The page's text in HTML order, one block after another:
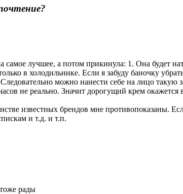
лучшее, а потом прикинула: 1. Она будет
в холодильнике. Если я забуду баночку
можно нанести себе на лицо такую
не реально. Значит дорогущий крем
известных брендов мне противопоказаны.
и т.д. и т.п.
рады